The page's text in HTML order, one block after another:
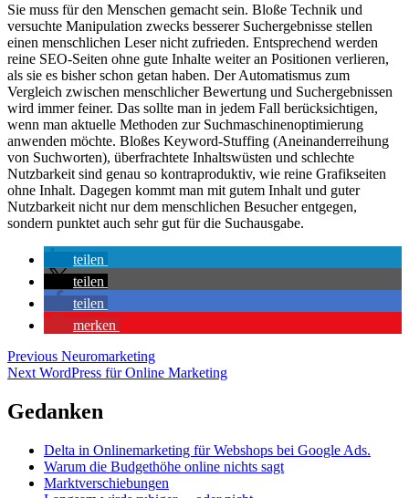
Sie muss für den Menschen gemacht sein. Bloße Technik und
versuchte Manipulation zwecks besserer Suchergebnisse stellen
einen menschlichen Leser nicht zufrieden. Entsprechend werden
reine SEO-Seiten ohne gute Inhalte weiter an Positionen verlieren,
als sie es bisher schon getan haben. Der Automatismus zum
Vergleich zwischen menschlicher Bewertung und Suchergebnissen
wird immer feiner. Das sollte man in jedem Fall berücksichtigen,
wenn man aktuelle Methoden zur Suchmaschinenoptimierung
anwenden möchte. Bloßes Keyword-Stuffing (Aneinanderreihung
von Suchworten), überfrachtete Inhaltswüsten und schlechte
Nutzbarkeit sind genau so kontraproduktiv, wie reine Grafikseiten
ohne Inhalt. Dagegen kommt man mit gutem Inhalt und guter
Nutzbarkeit nicht nur dem menschlichen Besucher entgegen,
sondern punktet auch sehr gut für die Suchausgabe.
teilen
teilen
teilen
merken
Beitragsnavigation
Previous Previous
post:
Neuromarketing
Next Next
WordPress für Online Marketing
Gedanken
Delta in Onlinemarketing für Webshops bei Google Ads.
Warum die Budgethöhe online nichts sagt
Marktverschiebungen